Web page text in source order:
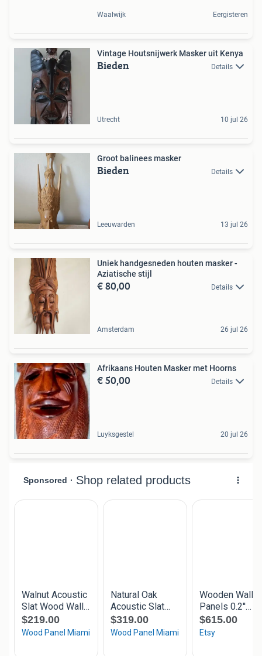
Waalwijk Eergisteren
Vintage Houtsnijwerk Masker uit Kenya
Bieden Details
Utrecht 10 jul 26
Groot balinees masker
Bieden Details
Leeuwarden 13 jul 26
Uniek handgesneden houten masker -
Aziatische stijl
€ 80,00 Details
Amsterdam 26 jul 26
Afrikaans Houten Masker met Hoorns
€ 50,00 Details
Luyksgestel 20 jul 26